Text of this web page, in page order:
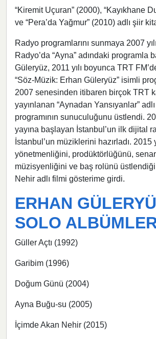
“Kiremit Uçuran” (2000), “Kayıkhane
ve “Pera’da Yağmur” (2010) adlı şiir
Radyo programlarını sunmaya 2007
Radyo’da “Ayna” adındaki programla
Güleryüz, 2011 yılı boyunca TRT
“Söz-Müzik: Erhan Güleryüz” isimli
2007 senesinden itibaren birçok TRT
yayınlanan “Aynadan Yansıyanlar”
programının sunuculuğunu üstlendi.
yayına başlayan İstanbul’un ilk dijital
İstanbul’un müziklerini hazırladı. 2015
yönetmenliğini, prodüktörlüğünü,
müzisyenliğini ve baş rolünü
Nehir adlı filmi gösterime girdi.
ERHAN
SOLO
Güller Açtı (1992)
Garibim (1996)
Doğum Günü (2004)
Ayna Buğu-su (2005)
İçimde Akan Nehir (2015)